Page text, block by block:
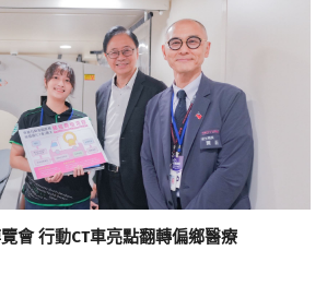
會 行動CT車亮點翻轉偏鄉醫療